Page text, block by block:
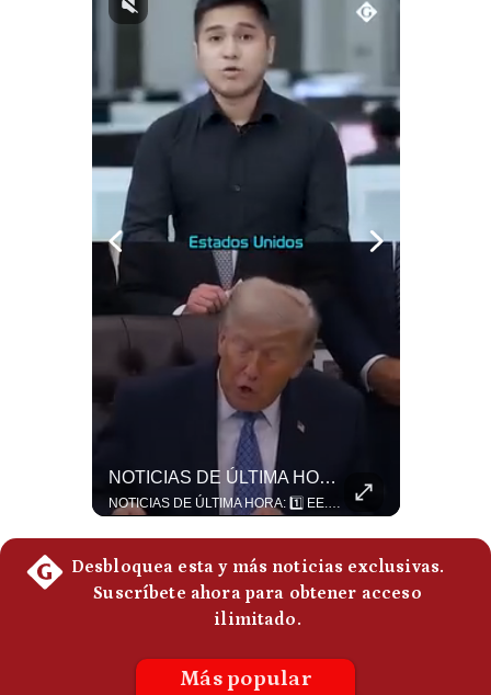
Condiciones
Frecuentes
NOTICIAS DE ÚLTIMA HORA: EE.UU. Se Queda Sin Misiles En Medio Oriente